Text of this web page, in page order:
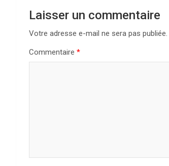
Laisser un commentaire
Votre adresse e-mail ne sera pas publiée.
Commentaire *